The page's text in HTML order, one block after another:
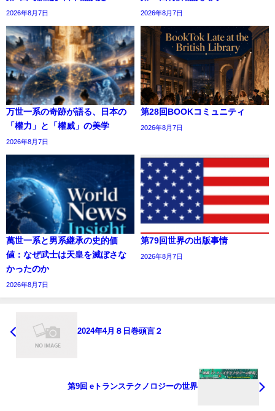
2026年8月7日 2026年8月7日
万世一系の奇跡が語る、日本の
「權力」と「權威」の美学
2026年8月7日
第28回BOOKコミュニティ
2026年8月7日
萬世一系と男系継承の史的価
値：なぜ武士は天皇を滅ぼさな
かったのか
2026年8月7日
第79回世界の出版事情
2026年8月7日
2024年4月８日巻頭言２
第9回 eトランステクノロジーの世界